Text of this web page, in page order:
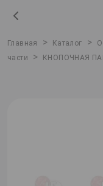
Главная > Каталог >
части
> КНОПОЧНАЯ